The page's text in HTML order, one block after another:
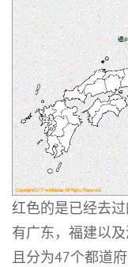
红色的是已经去
有广东，福建以
且分为47个都道